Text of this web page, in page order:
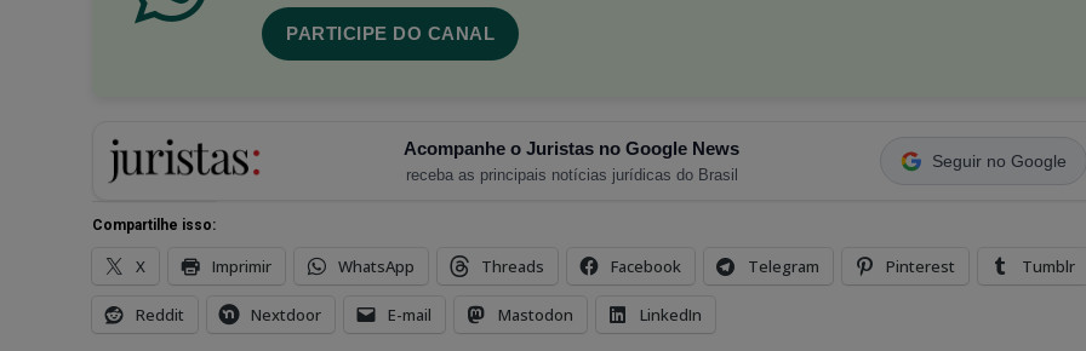
PARTICIPE DO CANAL
Acompanhe o Juristas no Google News
receba as principais notícias jurídicas do Brasil
Seguir no Google
Compartilhe isso:
X Imprimir WhatsApp Threads Facebook Telegram Pinterest Tumblr
Reddit Nextdoor E-mail Mastodon LinkedIn